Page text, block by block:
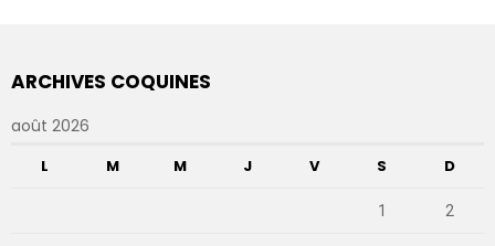
ARCHIVES COQUINES
août 2026
L M M J V S D
1 2